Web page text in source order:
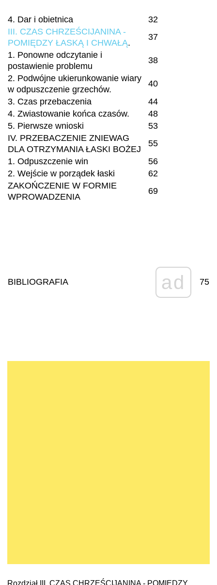
4. Dar i obietnica
32
III. CZAS CHRZEŚCIJANINA -
POMIĘDZY ŁASKĄ I CHWAŁĄ.
37
1. Ponowne odczytanie i
postawienie problemu
38
2. Podwójne ukierunkowanie wiary
w odpuszczenie grzechów.
40
3. Czas przebaczenia
44
4. Zwiastowanie końca czasów.
48
5. Pierwsze wnioski
53
IV. PRZEBACZENIE ZNIEWAG
DLA OTRZYMANIA ŁASKI BOŻEJ
55
1. Odpuszczenie win
56
2. Wejście w porządek łaski
62
ZAKOŃCZENIE W FORMIE
WPROWADZENIA
69
BIBLIOGRAFIA ad 75